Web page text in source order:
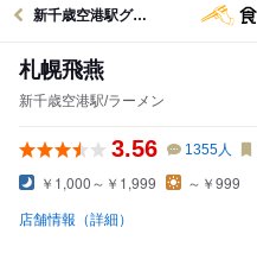
新千歳空港駅グルメへ
札幌飛燕
新千歳空港駅/ラーメン
3.56 1355人
￥1,000～￥1,999 ～￥999
店舗情報（詳細）